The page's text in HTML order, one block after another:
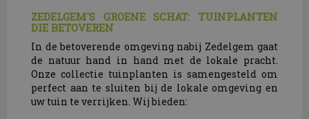
ZEDELGEM'S GROENE SCHAT: TUINPLANTEN
DIE BETOVEREN
In de betoverende omgeving nabij Zedelgem gaat
de natuur hand in hand met de lokale pracht.
Onze collectie tuinplanten is samengesteld om
perfect aan te sluiten bij de lokale omgeving en
uw tuin te verrijken. Wij bieden: